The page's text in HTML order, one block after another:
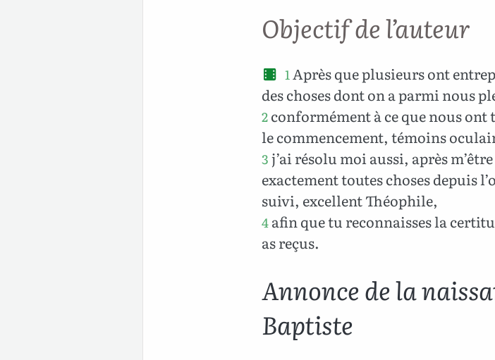
Objectif de l’auteur
1Après que plusieurs ont
des choses dont on a parmi nous
2conformément à ce que nous ont
le commencement, témoins
3j’ai résolu moi aussi, après
exactement toutes choses depuis
suivi, excellent Théophile,
4afin que tu reconnaisses la
as reçus.
Annonce de la
Baptiste